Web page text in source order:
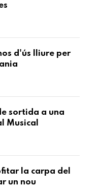
d'ús lliure per
sortida a una
Musical
la carpa del
un nou